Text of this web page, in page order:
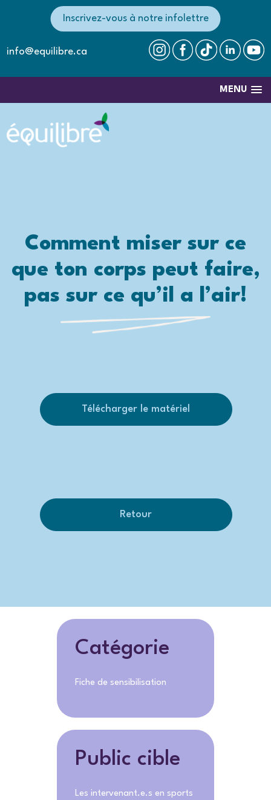
info@equilibre.ca
Inscrivez-vous à notre infolettre
MENU
Comment miser sur ce
que ton corps peut faire,
pas sur ce qu’il a l’air!
Télécharger le matériel
Retour
Catégorie
Fiche de sensibilisation
Public cible
Les intervenant.e.s en sports